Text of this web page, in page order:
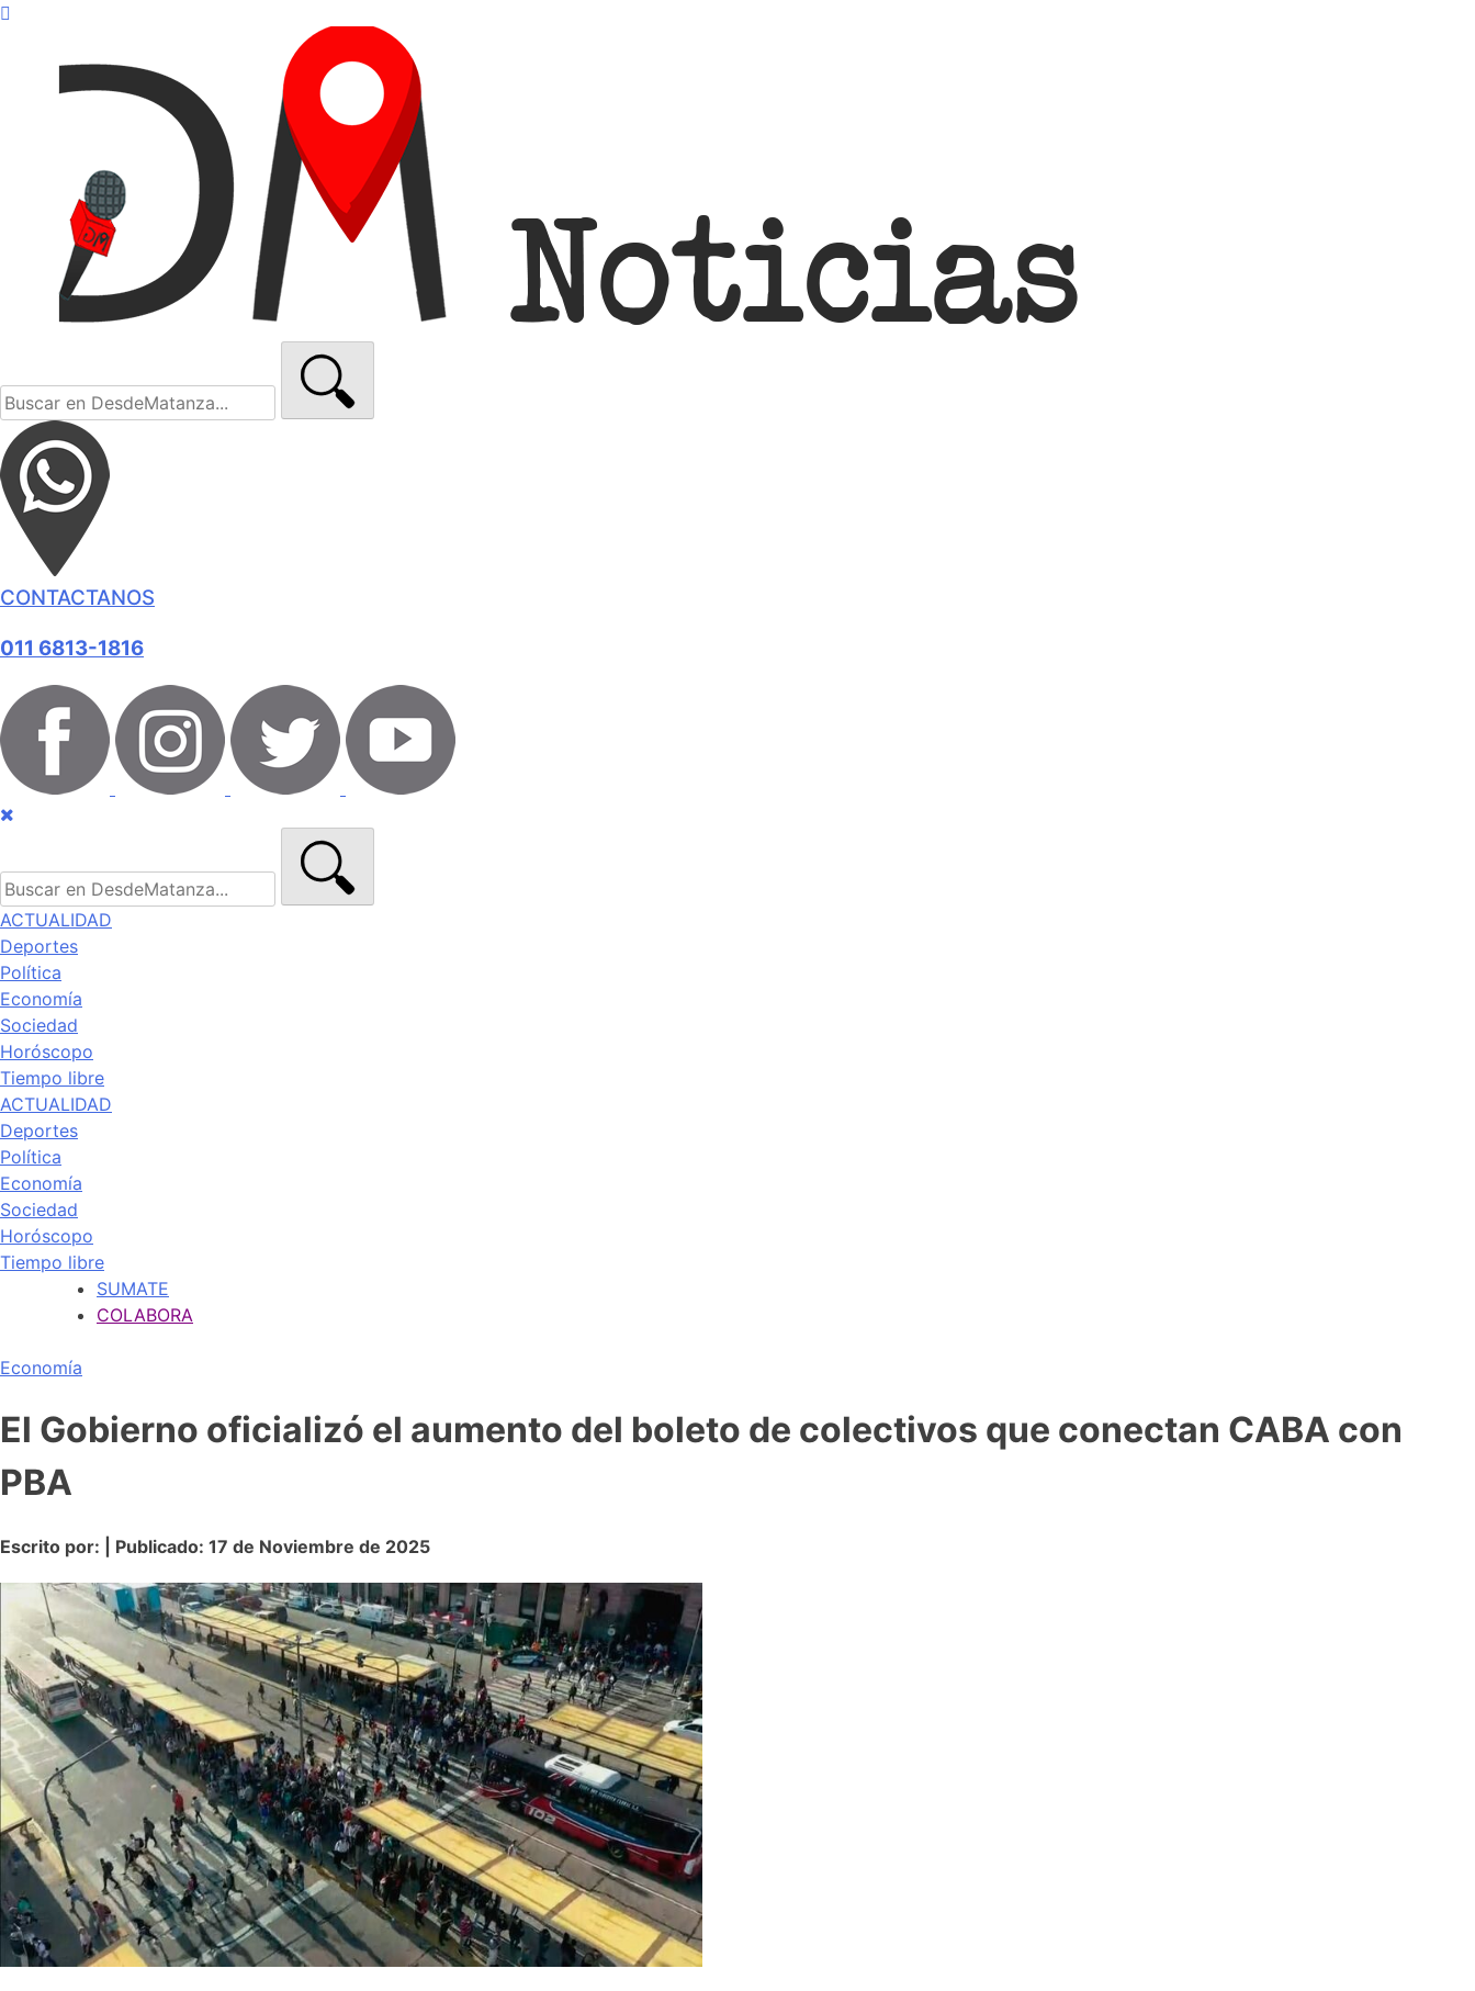
CONTACTANOS
011 6813-1816
ACTUALIDAD
Deportes
Política
Economía
Sociedad
Horóscopo
Tiempo libre
ACTUALIDAD
Deportes
Política
Economía
Sociedad
Horóscopo
Tiempo libre
SUMATE
COLABORA
Economía
El Gobierno oficializó el aumento del boleto de colectivos que conectan CABA con
PBA
Escrito por: | Publicado: 17 de Noviembre de 2025